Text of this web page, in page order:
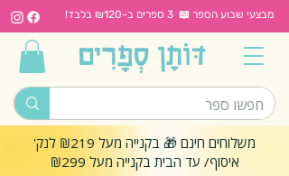
מבצעי שבוע הספר 📖 3 ספרים ב-₪120 בלבד!
משלוחים חינם 🎁 בקנייה מעל ₪219 לנק'
איסוף/ עד הבית בקנייה מעל ₪299